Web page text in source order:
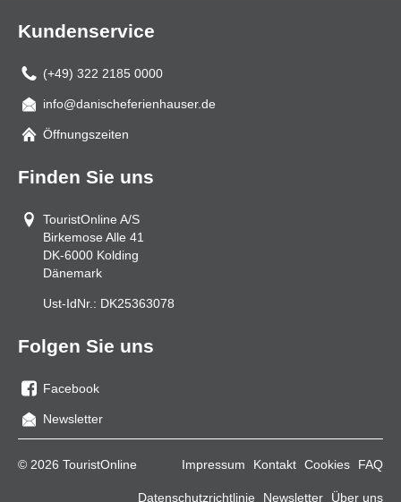
Kundenservice
(+49) 322 2185 0000
Mail
info@danischeferienhauser.de
Öffnungszeiten
Finden Sie uns
TouristOnline A/S
Birkemose Alle 41
DK-6000 Kolding
Dänemark
Ust-IdNr.: DK25363078
Folgen Sie uns
Sie
uns
Facebook
Newsletter
© 2026 TouristOnline Impressum Kontakt Cookies FAQ
Datenschutzrichtlinie Newsletter Über uns